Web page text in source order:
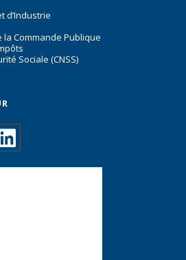
d’Industrie
Commande Publique
Sociale (CNSS)